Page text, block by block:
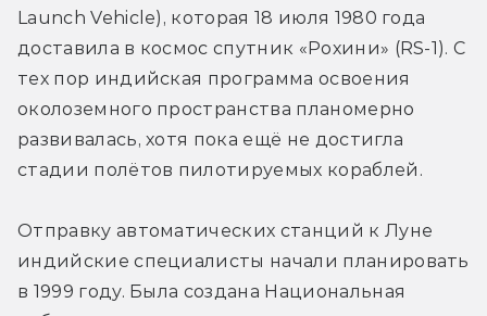
Launch Vehicle), которая 18 июля 1980 года
доставила в космос спутник «Рохини» (RS-1). С
тех пор индийская программа освоения
околоземного пространства планомерно
развивалась, хотя пока ещё не достигла
стадии полётов пилотируемых кораблей.
Отправку автоматических станций к Луне
индийские специалисты начали планировать
в 1999 году. Была создана Национальная